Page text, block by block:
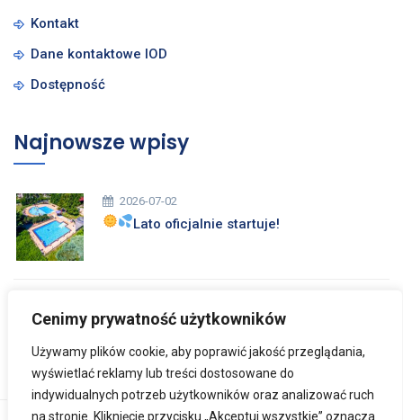
Cenimy prywatność użytkowników
Używamy plików cookie, aby poprawić jakość przeglądania,
wyświetlać reklamy lub treści dostosowane do
indywidualnych potrzeb użytkowników oraz analizować ruch
na stronie. Kliknięcie przycisku „Akceptuj wszystkie” oznacza
Kontakt
Dane kontaktowe IOD
Dostępność
Najnowsze wpisy
2026-07-02
Lato oficjalnie startuje!
Zdrowych i Wesołych Świąt Wielkanocnych